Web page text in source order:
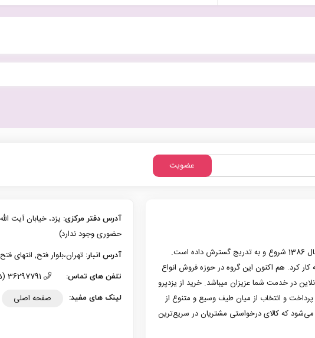
Tech
مادام
عضویت
گروه موبایل مرکزی یزد فعالیت حرفه‌ای خود در حوزه موبایل را از سال 1386 شروع و به تدریج گسترش داده است.
یزدپرو آغاز به کار کرد. هم اکنون این گروه در حوزه فروش انواع
در خدمت شما عزیزان میباشد. خرید از یزدپرو
و انتخاب از میان طیف وسیع و متنوع از
که کالای درخواستی مشتریان در سریع‌ترین
آدرس دفتر مرکزی:
حضوری وجود ندارد)
آدرس انبار: تهران،بلوار فتح, انتهای فتح 13، پلاک 126 (امکان تحویل حضوری وجود دارد)
تلفن های تماس:
لینک های مفید: صفحه اصلی